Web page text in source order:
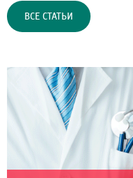
ВСЕ СТАТЬИ